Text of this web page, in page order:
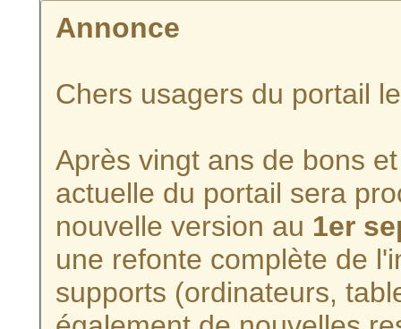
Annonce
Chers usagers du portail
Après vingt ans de bons
actuelle du portail sera
nouvelle version au 1er
une refonte complète de
supports (ordinateurs,